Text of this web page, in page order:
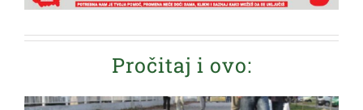
Pročitaj i ovo: